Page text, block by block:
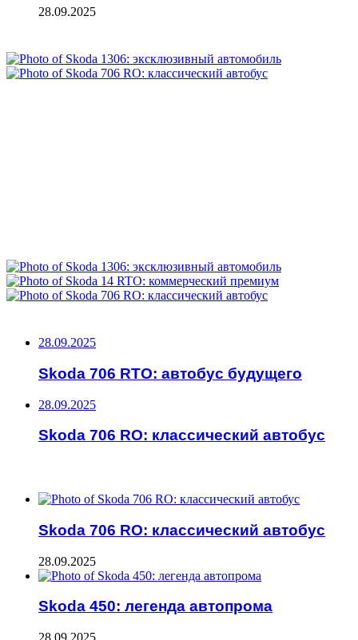
28.09.2025
28.09.2025
Skoda 706 RTO: автобус будущего
28.09.2025
Skoda 706 RO: классический автобус
Skoda 706 RO: классический автобус
28.09.2025
Skoda 450: легенда автопрома
28.09.2025